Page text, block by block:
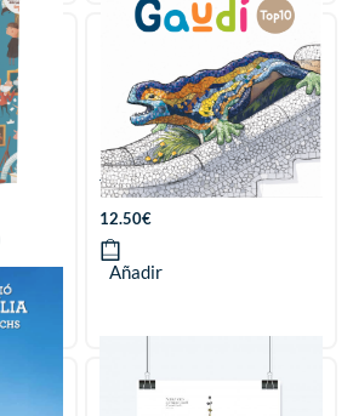
TOP10 Gaudí
12.50€
Añadir